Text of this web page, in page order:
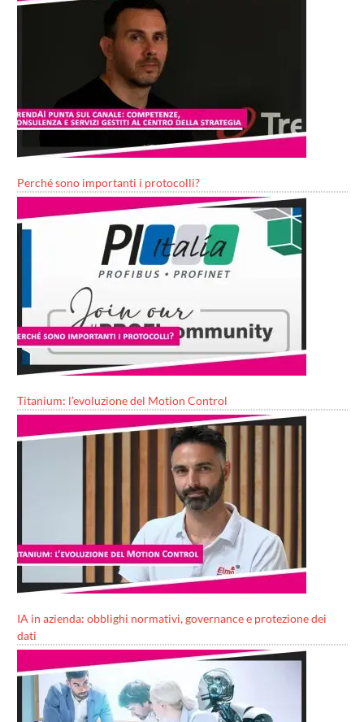
Perché sono importanti i protocolli?
Titanium: l’evoluzione del Motion Control
IA in azienda: obblighi normativi, governance e protezione dei
dati